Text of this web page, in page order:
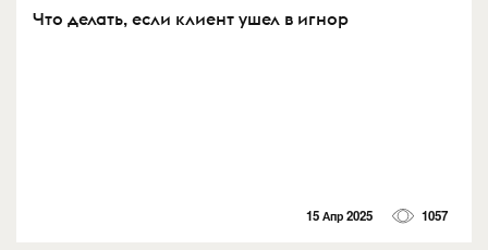
Что делать, если клиент ушел в игнор
15 Апр 2025 1057